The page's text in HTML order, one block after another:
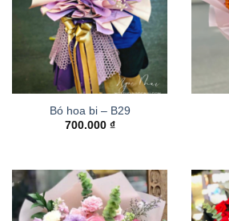
Bó hoa bi – B29
700.000 ₫